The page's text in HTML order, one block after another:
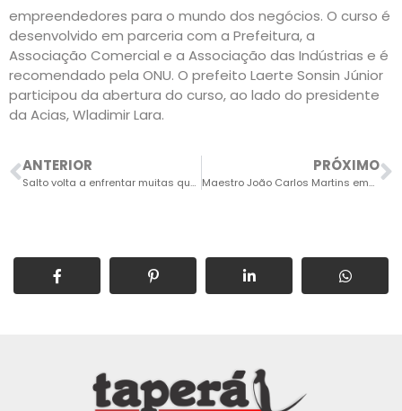
empreendedores para o mundo dos negócios. O curso é
desenvolvido em parceria com a Prefeitura, a
Associação Comercial e a Associação das Indústrias e é
recomendado pela ONU. O prefeito Laerte Sonsin Júnior
participou da abertura do curso, ao lado do presidente
da Acias, Wladimir Lara.
ANTERIOR
Salto volta a enfrentar muitas queimadas em todas as regiões
PRÓXIMO
Maestro João Carlos Martins emociona público com nova apresentação em Salto